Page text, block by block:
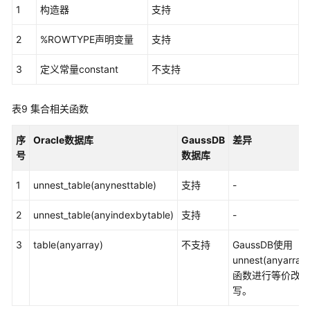
视
高
集
版
MySQL
容
1 构造器 支持
2 %ROWTYPE声明变量 支持
3 定义常量constant 不支持
表9 集合相关函数
序
号
Oracle数据库
GaussDB
数据库
差异
1 unnest_table(anynesttable) 支持 -
2 unnest_table(anyindexbytable) 支持 -
3 table(anyarray) 不支持
GaussDB使用
unnest(anyarray)
函数进行等价改
写。